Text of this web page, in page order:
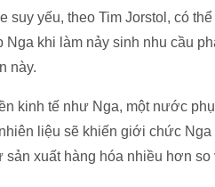
suy yếu, theo Tim Jorstol, có
Nga khi làm nảy sinh nhu cầu
này.
kinh tế như Nga, một nước
liệu sẽ khiến giới chức
xuất hàng hóa nhiều hơn so